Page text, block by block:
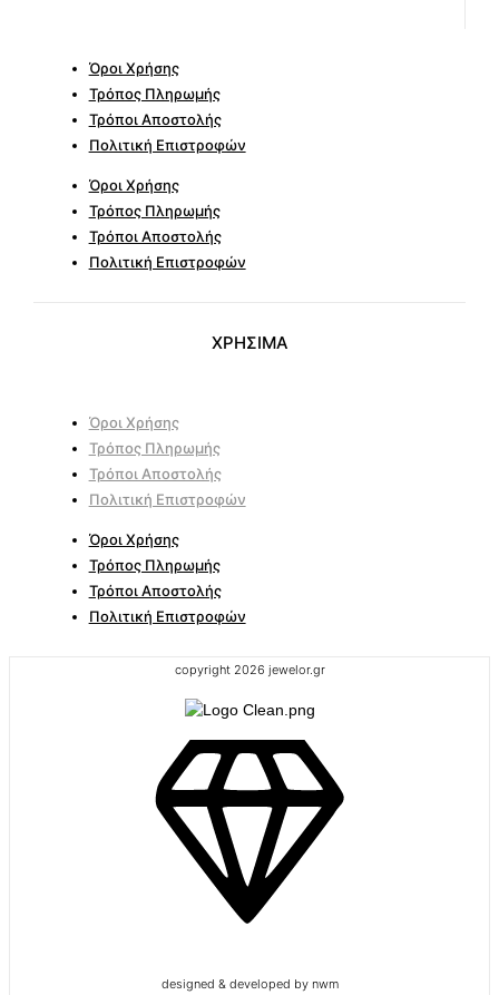
Όροι Χρήσης
Τρόπος Πληρωμής
Τρόποι Αποστολής
Πολιτική Επιστροφών
Όροι Χρήσης
Τρόπος Πληρωμής
Τρόποι Αποστολής
Πολιτική Επιστροφών
ΧΡΗΣΙΜΑ
Όροι Χρήσης
Τρόπος Πληρωμής
Τρόποι Αποστολής
Πολιτική Επιστροφών
Όροι Χρήσης
Τρόπος Πληρωμής
Τρόποι Αποστολής
Πολιτική Επιστροφών
copyright 2026 jewelor.gr
designed & developed by nwm